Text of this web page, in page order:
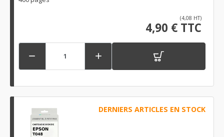
(4,08 HT)
4,90 € TTC
 
DERNIERS ARTICLES EN STOCK